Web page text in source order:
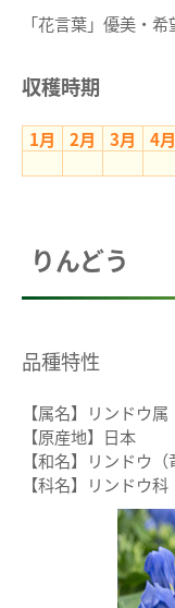
「花言葉」優美・
収穫時期
1月 2月 3月 4月
りんどう
品種特性
【属名】リンドウ属
【原産地】日本
【和名】リンドウ（
【科名】リンドウ科